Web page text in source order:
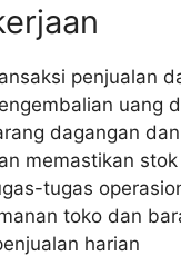
penjualan
uang
dagangan
memastikan
tugas
toko dan
harian